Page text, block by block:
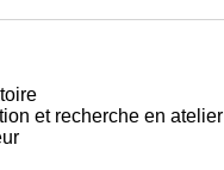
et recherche en atelier